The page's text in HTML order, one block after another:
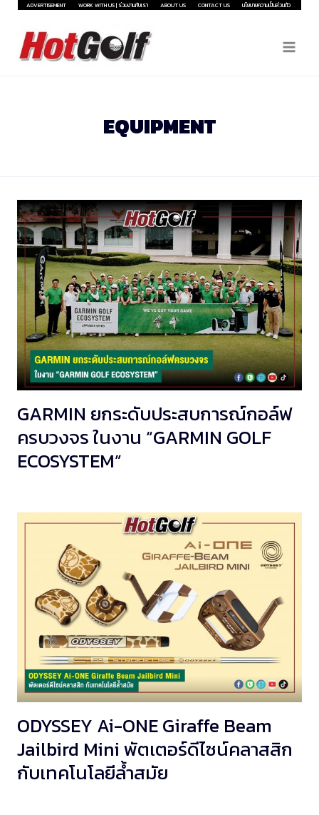
Skip
content
ADVERTISEMENT WORK WITH US | ร่วมงานกับเรา ABOUT US CONTACT US นโยบายความเป็นส่วนตัว
EQUIPMENT
GARMIN ยกระดับประสบการณ์กอล์ฟ
ครบวงจร ในงาน “GARMIN GOLF
ECOSYSTEM”
ODYSSEY Ai-ONE Giraffe Beam
Jailbird Mini พัตเตอร์ดีไซน์คลาสสิก
กับเทคโนโลยีล้ำสมัย